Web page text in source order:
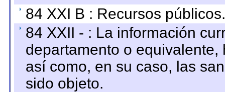
84 XXI B : Recursos públicos.
84 XXII - : La información
departamento o
así como, en su caso, las
sido objeto.